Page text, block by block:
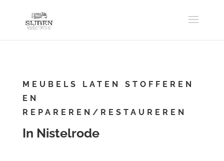
MEUBELS LATEN STOFFEREN
EN
REPAREREN/RESTAUREREN
In Nistelrode